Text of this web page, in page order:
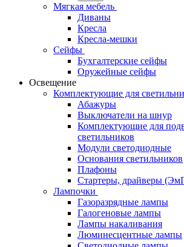
Мягкая мебель
Диваны
Кресла
Кресла-мешки
Сейфы
Бухгалтерские сейфы
Оружейные сейфы
Освещение
Комплектующие для
Абажуры
Выключатели на шнур
Комплектующие для
светильников
Модули светодиодные
Основания светильников
Плафоны
Стартеры, драйверы
Лампочки
Газоразрядные лампы
Галогеновые лампы
Лампы накаливания
Люминесцентные лампы